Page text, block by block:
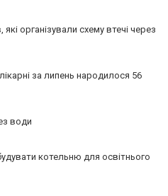
організували схему втечі через
за липень народилося 56
води
котельню для освітнього